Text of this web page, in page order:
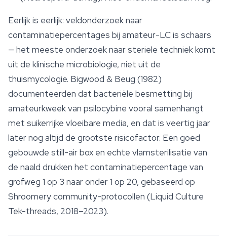
Eerlijk is eerlijk: veldonderzoek naar
contaminatiepercentages bij amateur-LC is schaars
— het meeste onderzoek naar steriele techniek komt
uit de klinische microbiologie, niet uit de
thuismycologie. Bigwood & Beug (1982)
documenteerden dat bacteriële besmetting bij
amateurkweek van psilocybine vooral samenhangt
met suikerrijke vloeibare media, en dat is veertig jaar
later nog altijd de grootste risicofactor. Een goed
gebouwde still-air box en echte vlamsterilisatie van
de naald drukken het contaminatiepercentage van
grofweg 1 op 3 naar onder 1 op 20, gebaseerd op
Shroomery community-protocollen (Liquid Culture
Tek-threads, 2018–2023).